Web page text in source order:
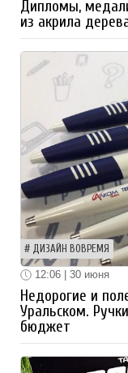
Дипломы,
из акрила
ДИЗАЙН ВОВРЕМЯ
12:06 | 30 июня
Недорогие и
Уральском.
бюджет